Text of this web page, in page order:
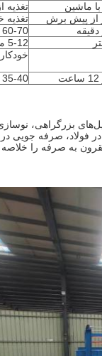
ماشین
تغذیه
از پیش برش
تغذیه
60-70 بار در دقیقه
5-12 میلی متر
خودکار
35-40 تن در 12 ساعت
بزرگراهی،
فولاد، صرفه
به صرفه را خلاصه